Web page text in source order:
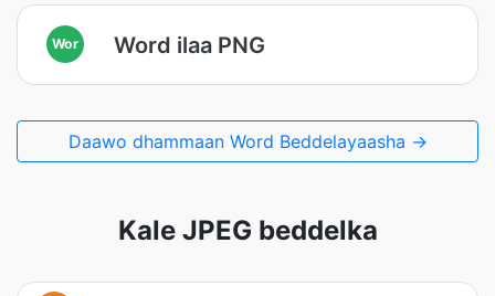
Wor Word ilaa PNG
Daawo dhammaan Word Beddelayaasha →
Kale JPEG beddelka